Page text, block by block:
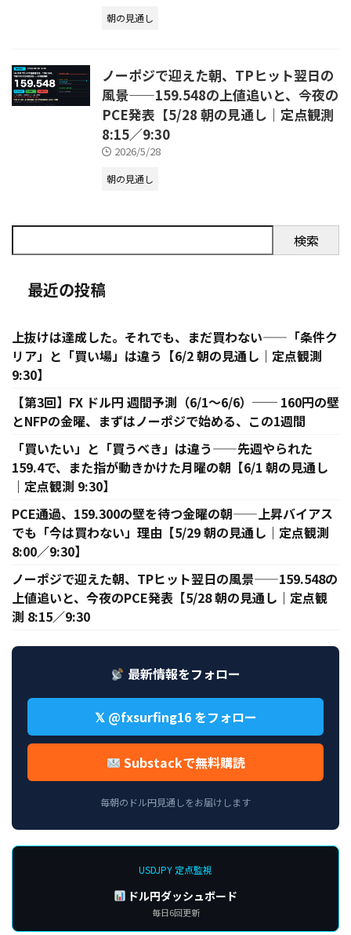
朝の見通し
ノーポジで迎えた朝、TPヒット翌日の
風景——159.548の上値追いと、今夜の
PCE発表【5/28 朝の見通し｜定点観測
8:15／9:30
2026/5/28
朝の見通し
検索
最近の投稿
上抜けは達成した。それでも、まだ買わない——「条件ク
リア」と「買い場」は違う【6/2 朝の見通し｜定点観測
9:30】
【第3回】FX ドル円 週間予測（6/1〜6/6）── 160円の壁
とNFPの金曜、まずはノーポジで始める、この1週間
「買いたい」と「買うべき」は違う——先週やられた
159.4で、また指が動きかけた月曜の朝【6/1 朝の見通し
｜定点観測 9:30】
PCE通過、159.300の壁を待つ金曜の朝——上昇バイアス
でも「今は買わない」理由【5/29 朝の見通し｜定点観測
8:00／9:30】
ノーポジで迎えた朝、TPヒット翌日の風景——159.548の
上値追いと、今夜のPCE発表【5/28 朝の見通し｜定点観
測 8:15／9:30
最新情報をフォロー
𝕏 @fxsurfing16 をフォロー
Substackで無料購読
毎朝のドル円見通しをお届けします
USDJPY 定点監視
ドル円ダッシュボード
毎日6回更新